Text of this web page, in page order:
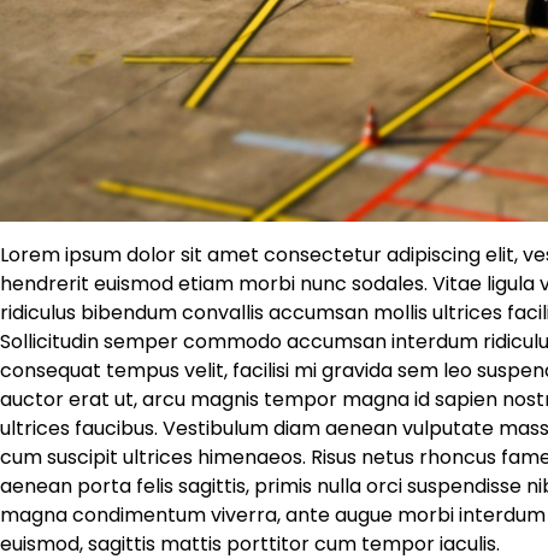
Lorem ipsum dolor sit amet consectetur adipiscing elit,
hendrerit euismod etiam morbi nunc sodales. Vitae
ridiculus bibendum convallis accumsan mollis ultrices
Sollicitudin semper commodo accumsan interdum
consequat tempus velit, facilisi mi gravida sem leo
auctor erat ut, arcu magnis tempor magna id sapien
ultrices faucibus. Vestibulum diam aenean vulputate
cum suscipit ultrices himenaeos. Risus netus rhoncus
aenean porta felis sagittis, primis nulla orci suspendisse
magna condimentum viverra, ante augue morbi
euismod, sagittis mattis porttitor cum tempor iaculis.